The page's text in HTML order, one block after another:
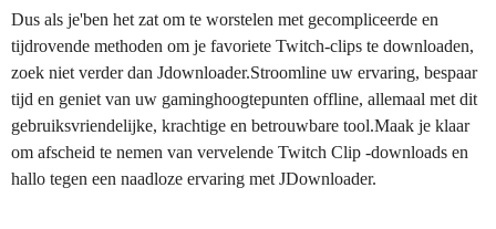
Dus als je'ben het zat om te worstelen met gecompliceerde en
tijdrovende methoden om je favoriete Twitch-clips te downloaden,
zoek niet verder dan Jdownloader.Stroomline uw ervaring, bespaar
tijd en geniet van uw gaminghoogtepunten offline, allemaal met dit
gebruiksvriendelijke, krachtige en betrouwbare tool.Maak je klaar
om afscheid te nemen van vervelende Twitch Clip -downloads en
hallo tegen een naadloze ervaring met JDownloader.